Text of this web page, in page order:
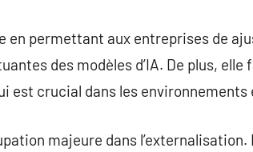
en permettant aux entreprises de
des modèles d’IA. De plus,
est crucial dans les environnements
majeure dans